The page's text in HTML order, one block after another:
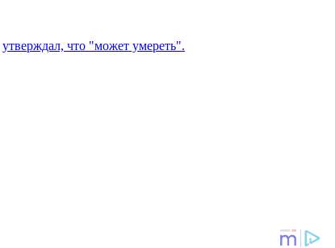
утверждал, что "может умереть".